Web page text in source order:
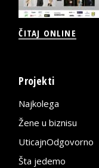
ČITAJ ONLINE
Projekti
Najkolega
Žene u biznisu
UticajnOdgovorno
Šta jedemo